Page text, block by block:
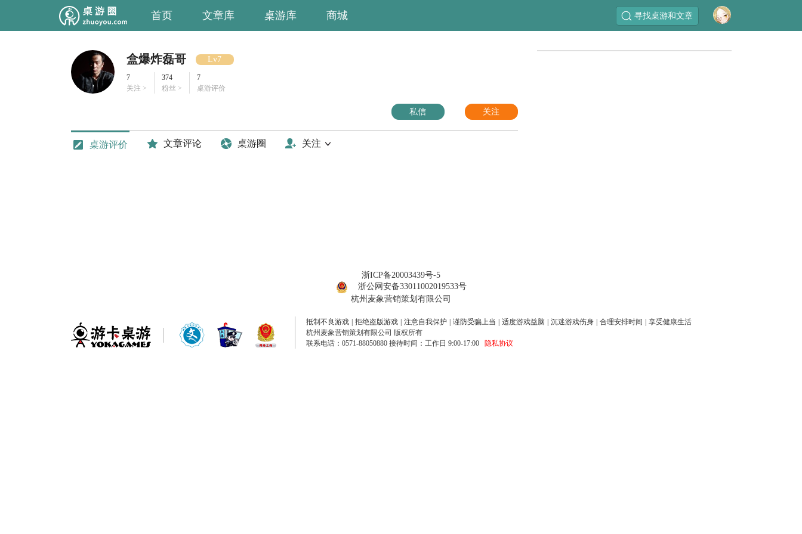
首页 文章库 桌游库 商城 寻找桌游和文章
盒爆炸磊哥 Lv7
7
关注 >
374
粉丝 >
7
桌游评价
私信 关注
桌游评价 文章评论 桌游圈 关注
浙ICP备20003439号-5
浙公网安备33011002019533号
杭州麦象营销策划有限公司
抵制不良游戏 拒绝盗版游戏 注意自我保护 谨防受骗上当 适度游戏益脑 沉迷游戏伤身 合理安排时间
享受健康生活
杭州麦象营销策划有限公司 版权所有
联系电话：0571-88050880 接待时间：工作日 9:00-17:00
隐私协议